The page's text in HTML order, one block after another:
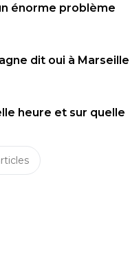
énorme problème
dit oui à Marseille
heure et sur quelle